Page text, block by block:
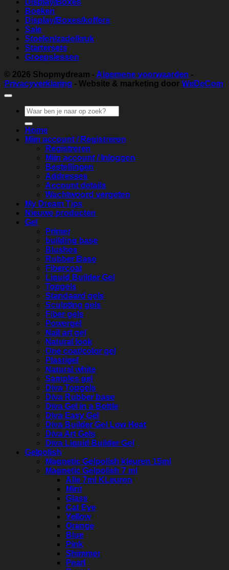
Boeken
Display/Boxes/koffers
Sale
Stoelen/zadelkruk
Startersets
Groepslessen
© 2026 Shopmydream - Algemene voorwaarden -
Privacyverklaring - Website & marketing door WeDeCom
Zoeken
naar:
Home
Mijn account / Registreren
Registreren
Mijn account / Inloggen
Bestellingen
Addresses
Account details
Wachtwoord vergeten
My Dream Tips
Nieuwe producten
Gel
Primer
building base
Blushes
Rubber Base
Fibercoat
Liquid Builder Gel
Topgels
Standaard gels
Sculpting gels
Fiber gels
Powergel
Nail art gel
Natural look
One coat/color gel
Plastigel
Natural white
Samples gel
Diva Topgels
Diva Rubber base
Diva Gel in a Bottle
Diva Easy Gel
Diva Builder Gel Low Heat
Diva Art Gels
Diva Liquid Builder Gel
Gelpolish
Magnetic Gelpolish kleuren 15ml
Magnetic Gelpolish 7 ml
Alle 7ml KLeuren
Mint
Glass
Cat Eye
Yellow
Orange
Blue
Pink
Shimmer
Pearl